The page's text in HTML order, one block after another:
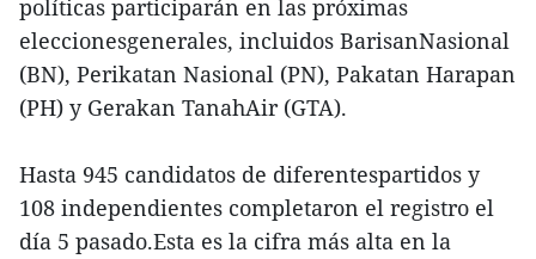
políticas participarán en las próximas
eleccionesgenerales, incluidos BarisanNasional
(BN), Perikatan Nasional (PN), Pakatan Harapan
(PH) y Gerakan TanahAir (GTA).
Hasta 945 candidatos de diferentespartidos y
108 independientes completaron el registro el
día 5 pasado.Esta es la cifra más alta en la